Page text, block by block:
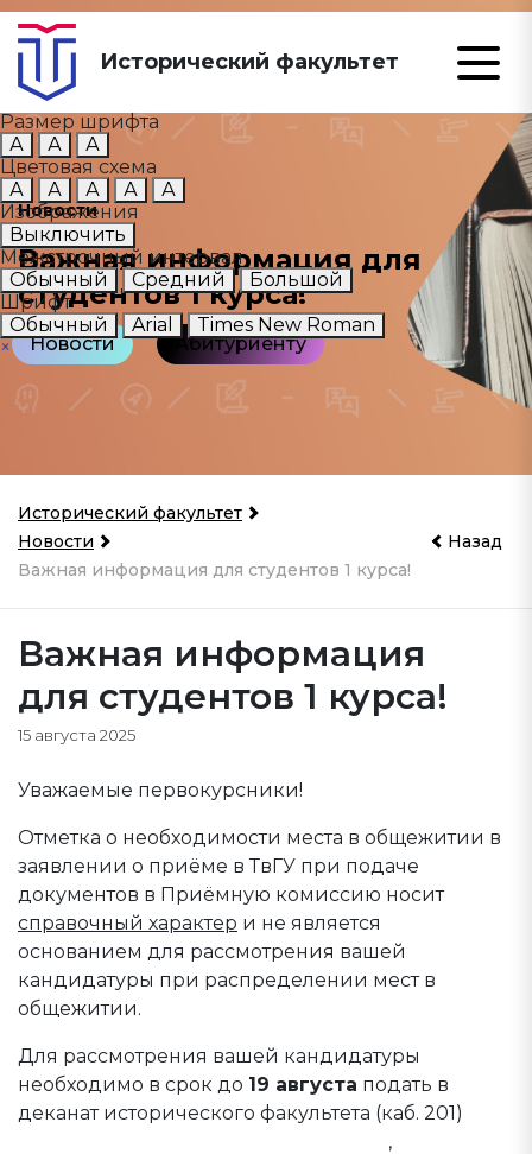
Размер шрифта
А
А
А
Цветовая схема
А
А А А
А
Изображения
Выключить
Межстрочный интервал
Обычный
Средний
Большой
Шрифт
Обычный
Arial
Times New Roman
×
Исторический факультет
Новости
Важная информация для
студентов 1 курса!
Новости Абитуриенту
Исторический факультет
Новости
Важная информация для студентов 1 курса!
Назад
Важная информация
для студентов 1 курса!
15 августа 2025
Уважаемые первокурсники!
Отметка о необходимости места в общежитии в
заявлении о приёме в ТвГУ при подаче
документов в Приёмную комиссию носит
справочный характер и не является
основанием для рассмотрения вашей
кандидатуры при распределении мест в
общежитии.
Для рассмотрения вашей кандидатуры
необходимо в срок до 19 августа подать в
деканат исторического факультета (каб. 201)
,